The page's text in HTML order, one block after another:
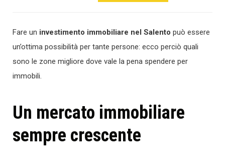
Fare un investimento immobiliare nel Salento può essere
un’ottima possibilità per tante persone: ecco perciò quali
sono le zone migliore dove vale la pena spendere per
immobili.
Un mercato immobiliare
sempre crescente